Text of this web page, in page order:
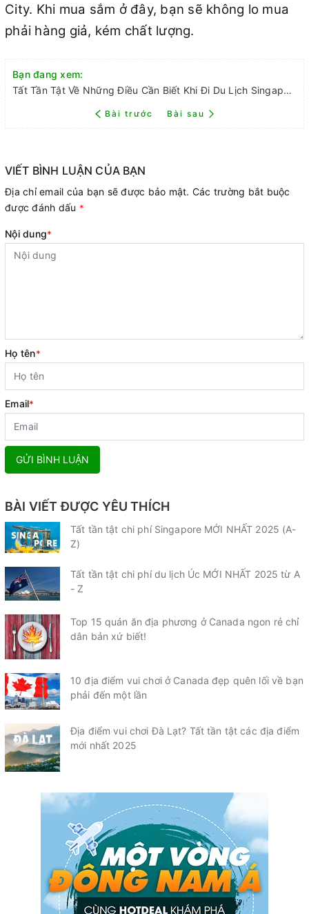
City. Khi mua sắm ở đây, bạn sẽ không lo mua
phải hàng giả, kém chất lượng.
Bạn đang xem:
Tất Tần Tật Về Những Điều Cần Biết Khi Đi Du Lịch Singapore
Bài trước Bài sau
VIẾT BÌNH LUẬN CỦA BẠN
Địa chỉ email của bạn sẽ được bảo mật. Các trường bắt buộc
được đánh dấu *
Nội dung*
Họ tên*
Email*
GỬI BÌNH LUẬN
BÀI VIẾT ĐƯỢC YÊU THÍCH
Tất tần tật chi phí Singapore MỚI NHẤT 2025 (A-
Z)
Tất tần tật chi phí du lịch Úc MỚI NHẤT 2025 từ A
- Z
Top 15 quán ăn địa phương ở Canada ngon rẻ chỉ
dân bản xứ biết!
10 địa điểm vui chơi ở Canada đẹp quên lối về bạn
phải đến một lần
Địa điểm vui chơi Đà Lạt? Tất tần tật các địa điểm
mới nhất 2025